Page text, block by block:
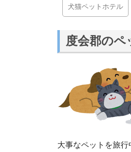
犬猫ペットホテル
度会郡のペ
大事なペットを旅行